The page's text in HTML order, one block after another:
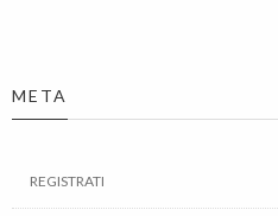
META
REGISTRATI